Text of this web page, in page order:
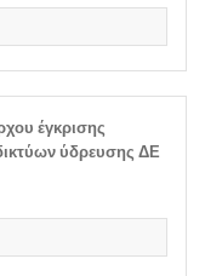
έγκρισης
ύδρευσης ΔΕ